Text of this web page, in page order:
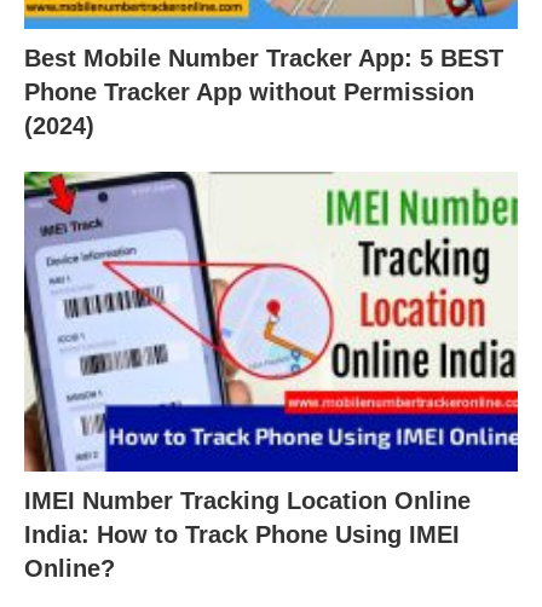
Best Mobile Number Tracker App: 5 BEST
Phone Tracker App without Permission
(2024)
IMEI Number Tracking Location Online
India: How to Track Phone Using IMEI
Online?